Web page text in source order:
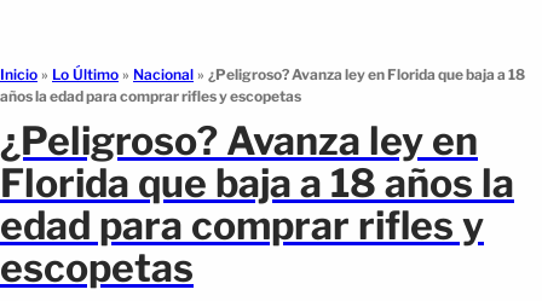
Inicio » Lo Último » Nacional » ¿Peligroso? Avanza ley en Florida que baja a 18
años la edad para comprar rifles y escopetas
¿Peligroso? Avanza ley en
Florida que baja a 18 años la
edad para comprar rifles y
escopetas